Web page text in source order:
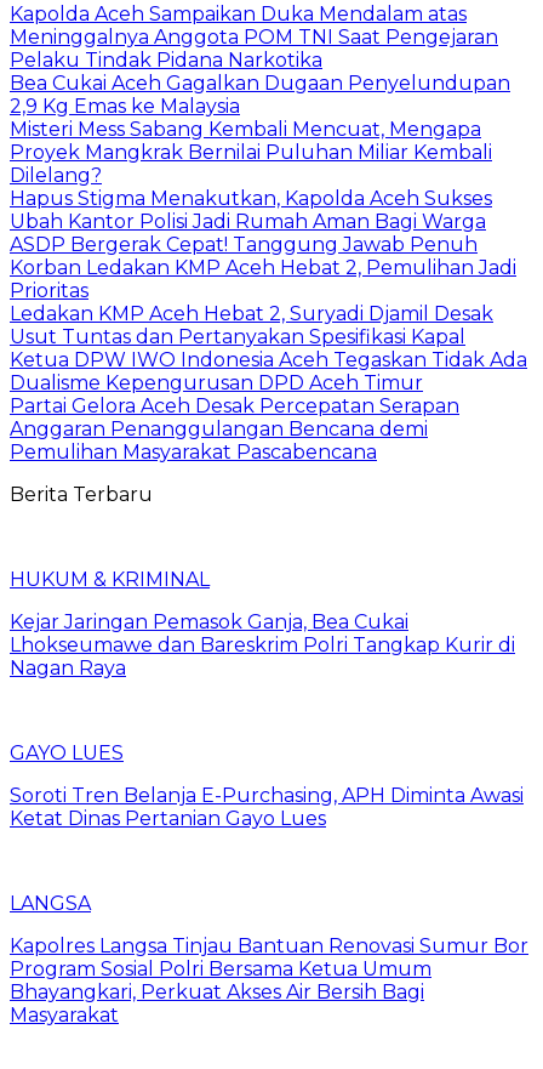
Kapolda Aceh Sampaikan Duka Mendalam atas
Meninggalnya Anggota POM TNI Saat Pengejaran
Pelaku Tindak Pidana Narkotika
Bea Cukai Aceh Gagalkan Dugaan Penyelundupan
2,9 Kg Emas ke Malaysia
Misteri Mess Sabang Kembali Mencuat, Mengapa
Proyek Mangkrak Bernilai Puluhan Miliar Kembali
Dilelang?
Hapus Stigma Menakutkan, Kapolda Aceh Sukses
Ubah Kantor Polisi Jadi Rumah Aman Bagi Warga
ASDP Bergerak Cepat! Tanggung Jawab Penuh
Korban Ledakan KMP Aceh Hebat 2, Pemulihan Jadi
Prioritas
Ledakan KMP Aceh Hebat 2, Suryadi Djamil Desak
Usut Tuntas dan Pertanyakan Spesifikasi Kapal
Ketua DPW IWO Indonesia Aceh Tegaskan Tidak Ada
Dualisme Kepengurusan DPD Aceh Timur
Partai Gelora Aceh Desak Percepatan Serapan
Anggaran Penanggulangan Bencana demi
Pemulihan Masyarakat Pascabencana
Berita Terbaru
HUKUM & KRIMINAL
Kejar Jaringan Pemasok Ganja, Bea Cukai
Lhokseumawe dan Bareskrim Polri Tangkap Kurir di
Nagan Raya
GAYO LUES
Soroti Tren Belanja E-Purchasing, APH Diminta Awasi
Ketat Dinas Pertanian Gayo Lues
LANGSA
Kapolres Langsa Tinjau Bantuan Renovasi Sumur Bor
Program Sosial Polri Bersama Ketua Umum
Bhayangkari, Perkuat Akses Air Bersih Bagi
Masyarakat